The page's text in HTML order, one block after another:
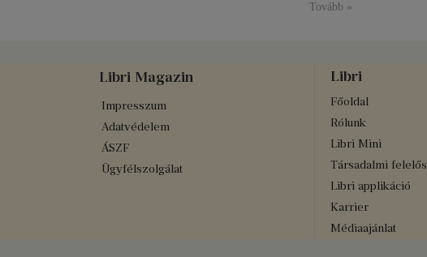
Tovább »
Libri Magazin
Impresszum
Adatvédelem
ÁSZF
Ügyfélszolgálat
Libri
Főoldal
Rólunk
Libri Mini
Társadalmi
Libri applikáció
Karrier
Médiaajánlat